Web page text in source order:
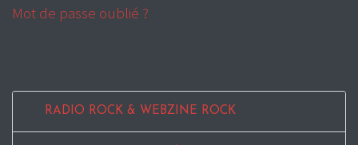
Mot de passe oublié ?
RADIO ROCK & WEBZINE ROCK